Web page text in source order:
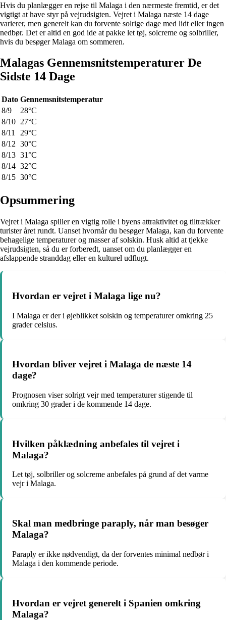
Hvis du planlægger en rejse til Malaga i den nærmeste fremtid, er det
vigtigt at have styr på vejrudsigten. Vejret i Malaga næste 14 dage
varierer, men generelt kan du forvente solrige dage med lidt eller ingen
nedbør. Det er altid en god ide at pakke let tøj, solcreme og solbriller,
hvis du besøger Malaga om sommeren.
Malagas Gennemsnitstemperaturer De
Sidste 14 Dage
Dato Gennemsnitstemperatur
8/9
28°C
8/10 27°C
8/11
29°C
8/12 30°C
8/13 31°C
8/14 32°C
8/15 30°C
Opsummering
Vejret i Malaga spiller en vigtig rolle i byens attraktivitet og tiltrækker
turister året rundt. Uanset hvornår du besøger Malaga, kan du forvente
behagelige temperaturer og masser af solskin. Husk altid at tjekke
vejrudsigten, så du er forberedt, uanset om du planlægger en
afslappende stranddag eller en kulturel udflugt.
Hvordan er vejret i Malaga lige nu?
I Malaga er der i øjeblikket solskin og temperaturer omkring 25
grader celsius.
Hvordan bliver vejret i Malaga de næste 14
dage?
Prognosen viser solrigt vejr med temperaturer stigende til
omkring 30 grader i de kommende 14 dage.
Hvilken påklædning anbefales til vejret i
Malaga?
Let tøj, solbriller og solcreme anbefales på grund af det varme
vejr i Malaga.
Skal man medbringe paraply, når man besøger
Malaga?
Paraply er ikke nødvendigt, da der forventes minimal nedbør i
Malaga i den kommende periode.
Hvordan er vejret generelt i Spanien omkring
Malaga?